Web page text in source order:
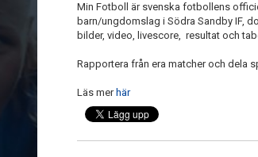
Min Fotboll är svenska fotbollens
barn/ungdomslag i Södra Sandby IF,
bilder, video, livescore, resultat och
Rapportera från era matcher och dela
Läs mer här